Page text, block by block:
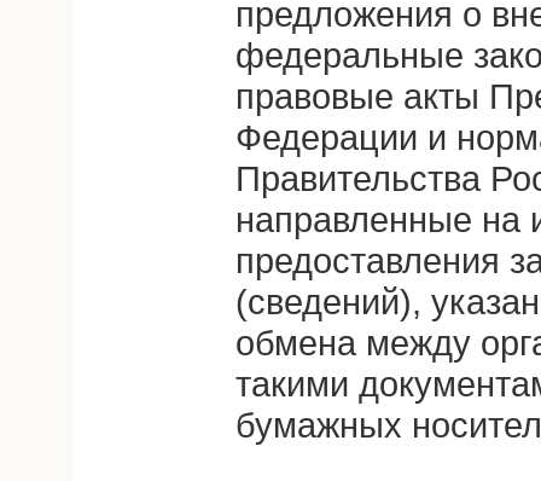
предложения о
федеральные
правовые акты
Федерации и
Правительства
направленные на
предоставления
(сведений),
обмена между
такими
бумажных